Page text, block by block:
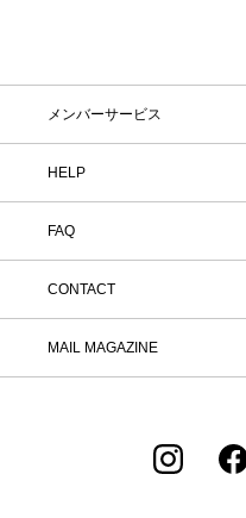
メンバーサービス
HELP
FAQ
CONTACT
MAIL MAGAZINE